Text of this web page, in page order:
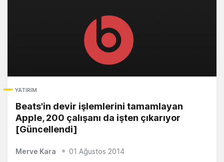
YATIRIM
Beats'in devir işlemlerini tamamlayan
Apple, 200 çalışanı da işten çıkarıyor
[Güncellendi]
Merve Kara 01 Ağustos 2014